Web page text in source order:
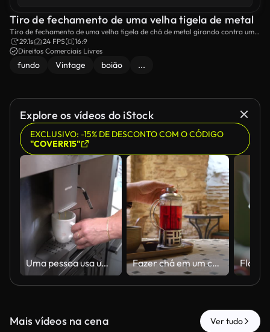
Tiro de fechamento de uma velha tigela de metal
Tiro de fechamento de uma velha tigela de chá de metal girando contra um
fundo preto.
29.1s 24 FPS
16:9
Direitos Comerciais Livres
fundo Vintage boião ...
Explore os vídeos do iStock
EXCLUSIVO: -15% DE DESCONTO COM O CÓDIGO
"COVERR15"
Uma pessoa usa uma máquina de café, colocando uma caneca branca sob o dispensador em um ambiente moderno de cozinha. Fazer chá em um café local à tarde
Mais vídeos na cena Ver tudo